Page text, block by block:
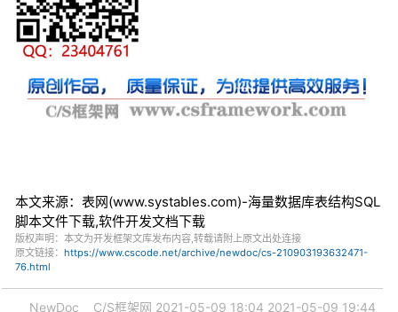
本文来源：表网(www.systables.com)-海量数据库表结构SQL
脚本文件下载,软件开发文档下载
版权声明：本文为开发框架文库发布内容,转载请附上原文出处连接
原文链接： https://www.cscode.net/archive/newdoc/cs-210903193632471-
76.html
NewDoc C/S框架网 2021-05-09 18:04 2021-05-09 19:44